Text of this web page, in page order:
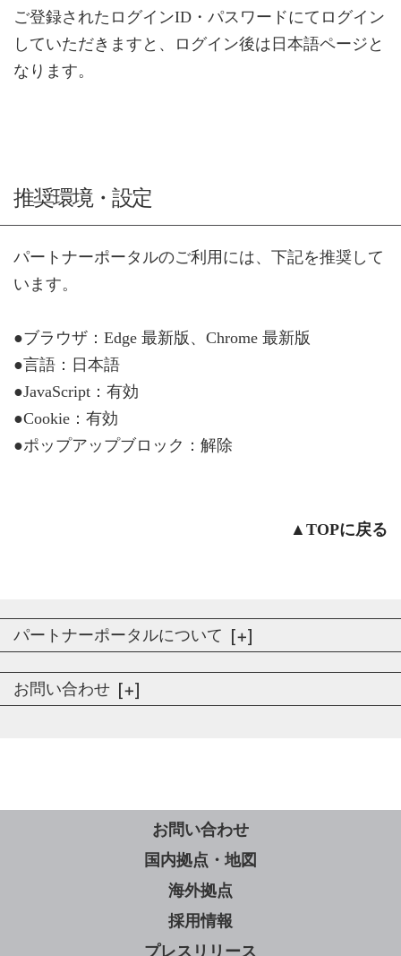
ご登録されたログインID・パスワードにてログイン
していただきますと、ログイン後は日本語ページと
なります。
推奨環境・設定
パートナーポータルのご利用には、下記を推奨して
います。
●ブラウザ：Edge 最新版、Chrome 最新版
●言語：日本語
●JavaScript：有効
●Cookie：有効
●ポップアップブロック：解除
▲TOPに戻る
パートナーポータルについて
お問い合わせ
お問い合わせ
国内拠点・地図
海外拠点
採用情報
プレスリリース